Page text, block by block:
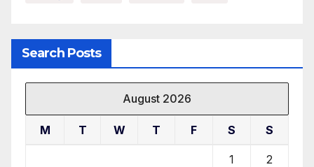
Search Posts
August 2026
M T W T F S S
1 2